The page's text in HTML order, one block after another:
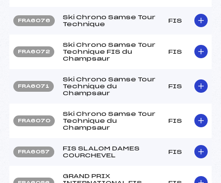
FRA6076
Ski Chrono Samse Tour
Technique
FIS
FRA6072
Ski Chrono Samse Tour
Technique FIS du
Champsaur
FIS
FRA6071
Ski Chrono Samse Tour
Technique du
Champsaur
FIS
FRA6070
Ski Chrono Samse Tour
Technique du
Champsaur
FIS
FRA6057
FIS SLALOM DAMES
COURCHEVEL
FIS
GRAND PRIX